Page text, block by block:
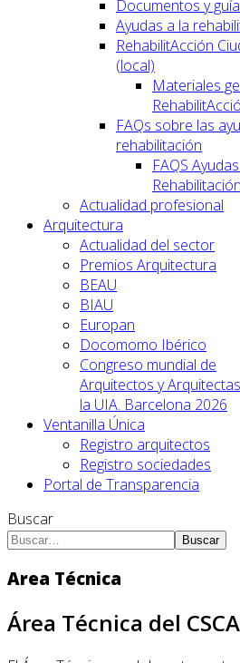
Documentos y
Ayudas a la
RehabilitAcción
(local)
Materiales
FAQs sobre las
rehabilitación
FAQS
Actualidad profesional
Arquitectura
Actualidad del sector
Premios Arquitectura
BEAU
BIAU
Europan
Docomomo Ibérico
Congreso mundial de
Arquitectos y
la UIA. Barcelona 2026
Ventanilla Única
Registro arquitectos
Registro sociedades
Portal de Transparencia
Buscar
Buscar
Area Técnica
Área Técnica del